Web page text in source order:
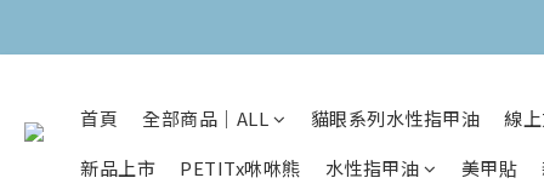
首頁 全部商品｜ALL 貓眼系列水性指甲油
線
新品上市
PETITx咻咻熊 水性指甲油 美甲貼